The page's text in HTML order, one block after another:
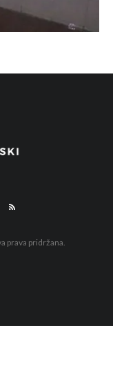
prava pridržana.